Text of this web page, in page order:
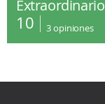
Extraordinario
10 3 opiniones